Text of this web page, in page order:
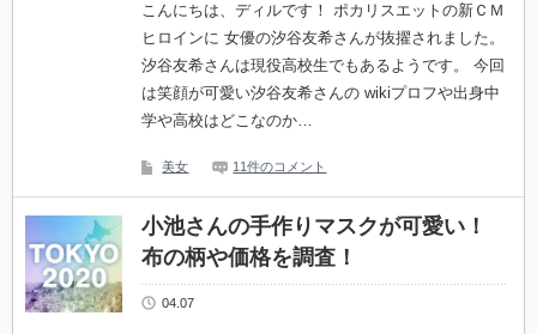
こんにちは、ディルです！ ポカリスエットの新ＣＭ
ヒロインに 女優の汐谷友希さんが抜擢されました。
汐谷友希さんは現役高校生でもあるようです。 今回
は笑顔が可愛い汐谷友希さんの wikiプロフや出身中
学や高校はどこなのか…
美女 11件のコメント
小池さんの手作りマスクが可愛い！
布の柄や価格を調査！
04.07